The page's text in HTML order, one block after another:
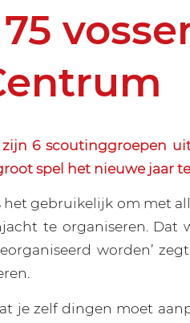
6 scoutinggroepen
spel het nieuwe jaar
het gebruikelijk om met
te organiseren. Dat
worden’
je zelf dingen moet